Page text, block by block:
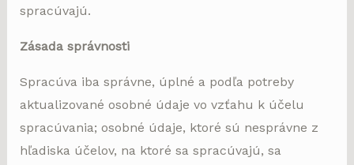
spracúvajú.
Zásada správnosti
Spracúva iba správne, úplné a podľa potreby
aktualizované osobné údaje vo vzťahu k účelu
spracúvania; osobné údaje, ktoré sú nesprávne z
hľadiska účelov, na ktoré sa spracúvajú, sa